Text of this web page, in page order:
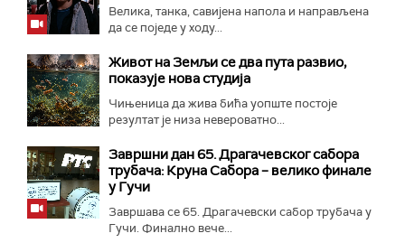
Велика, танка, савијена напола и направљена
да се поједе у ходу...
Живот на Земљи се два пута развио,
показује нова студија
Чињеница да жива бића уопште постоје
резултат је низа невероватно...
Завршни дан 65. Драгачевског сабора
трубача: Круна Сабора – велико финале
у Гучи
Завршава се 65. Драгачевски сабор трубача у
Гучи. Финално вече...